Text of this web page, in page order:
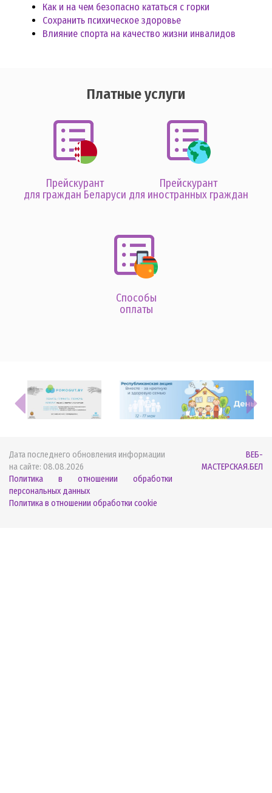
Как и на чем безопасно кататься с горки
Сохранить психическое здоровье
Влияние спорта на качество жизни инвалидов
Платные услуги
Прейскурант
для граждан Беларуси
Прейскурант
для иностранных граждан
Способы
оплаты
Дата последнего обновления информации
на сайте: 08.08.2026
Политика в отношении обработки
персональных данных
Политика в отношении обработки cookie
ВЕБ-
МАСТЕРСКАЯ.БЕЛ